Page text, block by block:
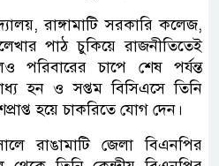
রাঙ্গামাটি সরকারি কলেজ,
পাঠ চুকিয়ে রাজনীতিতেই
পরিবারের চাপে শেষ পর্যন্ত
হন ও সপ্তম বিসিএসে তিনি
হয়ে চাকরিতে যোগ দেন।
রাঙামাটি জেলা বিএনপির